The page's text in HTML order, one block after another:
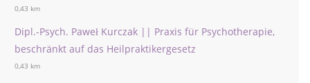
0,43 km
Dipl.-Psych. Paweł Kurczak || Praxis für Psychotherapie,
beschränkt auf das Heilpraktikergesetz
0,43 km